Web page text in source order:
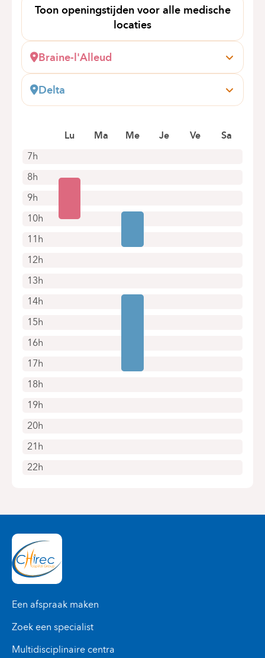
Toon openingstijden voor alle medische
locaties
Braine-l'Alleud
Wayez, 35
1420 Braine l'Alleud
Delta
Boulevard du Triomphe, 201
+32 2 434 81 17
Alleen telefonische afspraken
7h
8h
9h
10h
11h
12h
13h
14h
15h
16h
17h
18h
19h
20h
21h
22h
Lu Ma Me Je Ve Sa
Een afspraak maken
Zoek een specialist
Multidisciplinaire centra